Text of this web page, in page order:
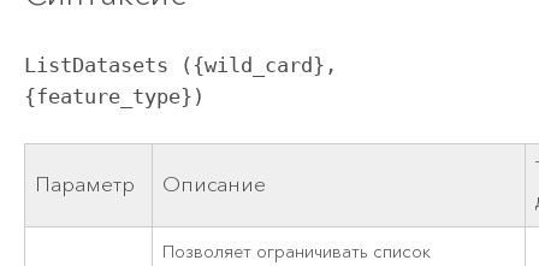
ListDatasets ({wild_card},
{feature_type})
Параметр Описание
Позволяет ограничивать список